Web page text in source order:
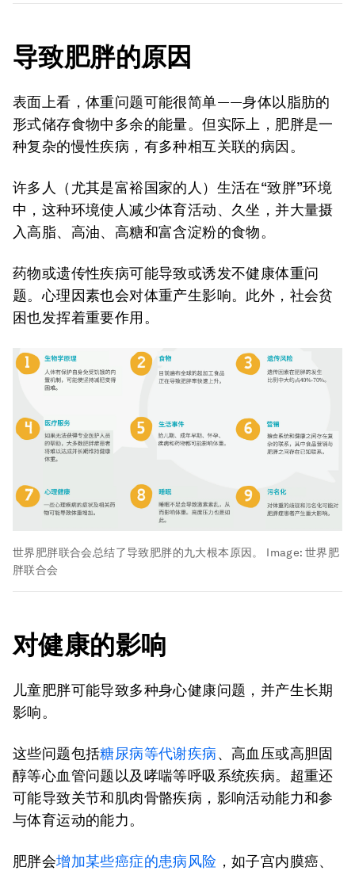
导致肥胖的原因
表面上看，体重问题可能很简单——身体以脂肪的
形式储存食物中多余的能量。但实际上，肥胖是一
种复杂的慢性疾病，有多种相互关联的病因。
许多人（尤其是富裕国家的人）生活在“致胖”环境
中，这种环境使人减少体育活动、久坐，并大量摄
入高脂、高油、高糖和富含淀粉的食物。
药物或遗传性疾病可能导致或诱发不健康体重问
题。心理因素也会对体重产生影响。此外，社会贫
困也发挥着重要作用。
世界肥胖联合会总结了导致肥胖的九大根本原因。 Image:世界肥
胖联合会
对健康的影响
儿童肥胖可能导致多种身心健康问题，并产生长期
影响。
这些问题包括糖尿病等代谢疾病、高血压或高胆固
醇等心血管问题以及哮喘等呼吸系统疾病。超重还
可能导致关节和肌肉骨骼疾病，影响活动能力和参
与体育运动的能力。
肥胖会增加某些癌症的患病风险 ，如子宫内膜癌、